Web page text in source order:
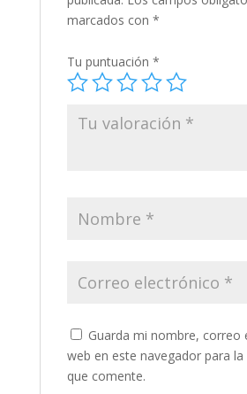
marcados con *
Tu puntuación *
Guarda mi nombre, correo
web en este navegador para
que comente.